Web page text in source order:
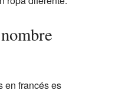
en francés es